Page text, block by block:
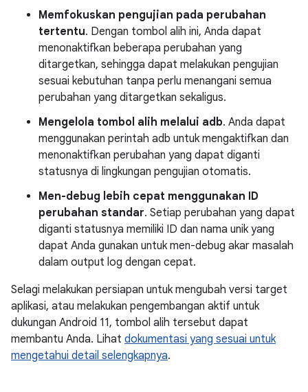
Memfokuskan pengujian pada perubahan
tertentu. Dengan tombol alih ini, Anda dapat
menonaktifkan beberapa perubahan yang
ditargetkan, sehingga dapat melakukan pengujian
sesuai kebutuhan tanpa perlu menangani semua
perubahan yang ditargetkan sekaligus.
Mengelola tombol alih melalui adb. Anda dapat
menggunakan perintah adb untuk mengaktifkan dan
menonaktifkan perubahan yang dapat diganti
statusnya di lingkungan pengujian otomatis.
Men-debug lebih cepat menggunakan ID
perubahan standar. Setiap perubahan yang dapat
diganti statusnya memiliki ID dan nama unik yang
dapat Anda gunakan untuk men-debug akar masalah
dalam output log dengan cepat.
Selagi melakukan persiapan untuk mengubah versi target
aplikasi, atau melakukan pengembangan aktif untuk
dukungan Android 11, tombol alih tersebut dapat
membantu Anda. Lihat dokumentasi yang sesuai untuk
mengetahui detail selengkapnya.